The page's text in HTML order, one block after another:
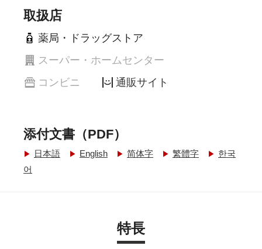
取扱店
薬局・ドラッグストア
スーパー・ホームセンター
コンビニ
通販サイト
添付文書（PDF）
日本語 English 简体字 繁體字
한국
어
特長